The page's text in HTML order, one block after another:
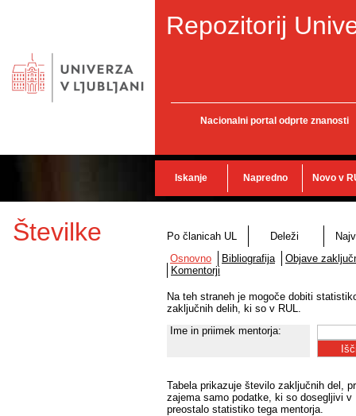
Repozitorij
Nacionalni portal odprte znanosti
Iskanje Napredno Novo v
Številke Po članicah UL Deleži
Osnovno
Bibliografija
Objave
Komentorji
Na teh straneh je mogoče dobiti
zaključnih delih, ki so v RUL.
Ime in priimek mentorja:
Tabela prikazuje število zaključnih del,
zajema samo podatke, ki so dosegljivi
preostalo statistiko tega mentorja.